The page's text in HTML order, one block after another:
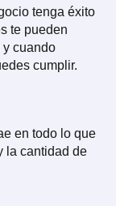
tenga éxito
te pueden
y cuando
cumplir.
en todo lo que
la cantidad de